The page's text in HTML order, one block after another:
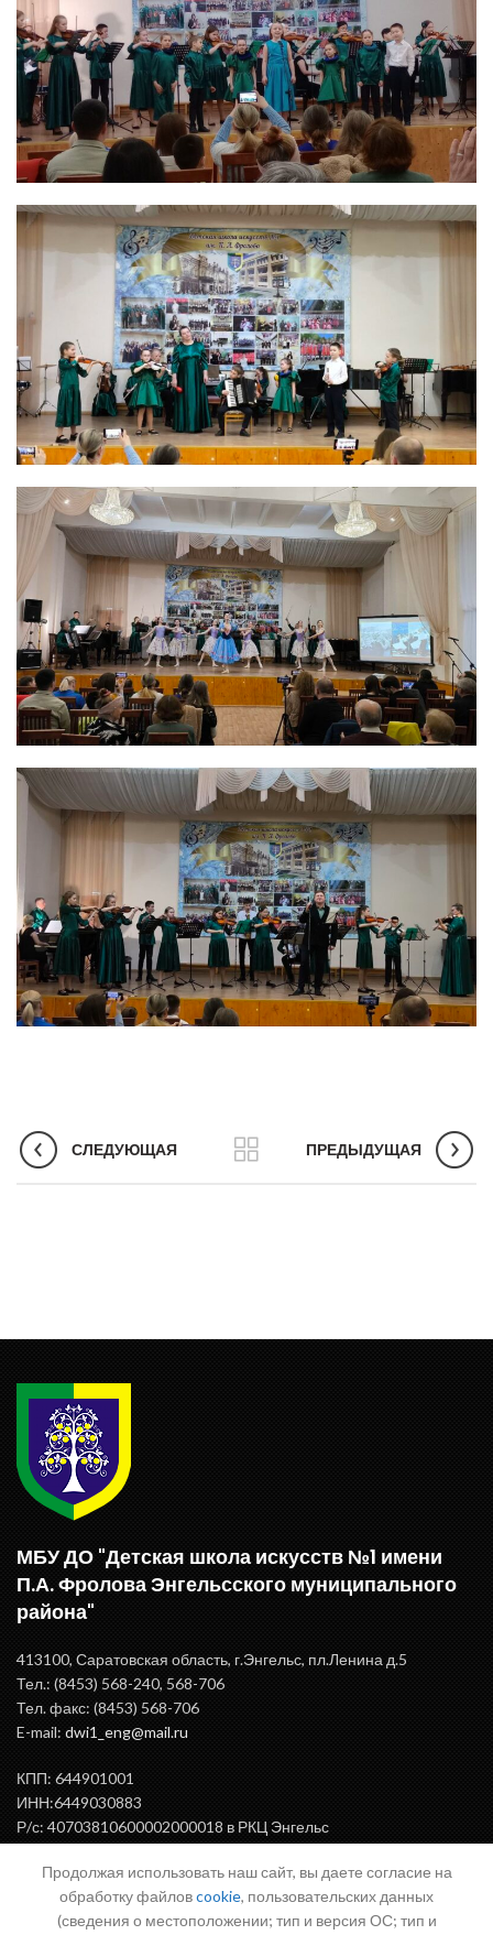
СЛЕДУЮЩАЯ ПРЕДЫДУЩАЯ
МБУ ДО "Детская школа искусств №1 имени
П.А. Фролова Энгельсского муниципального
района"
413100, Саратовская область, г.Энгельс, пл.Ленина д.5
Тел.: (8453) 568-240, 568-706
Тел. факс: (8453) 568-706
E-mail: dwi1_eng@mail.ru
КПП: 644901001
ИНН:6449030883
Р/с: 40703810600002000018 в РКЦ Энгельс
ВАЖНАЯ ИНФОРМАЦИЯ
Продолжая использовать наш сайт, вы даете согласие на
обработку файловcookie, пользовательских данных
(сведения о местоположении; тип и версия ОС; тип и